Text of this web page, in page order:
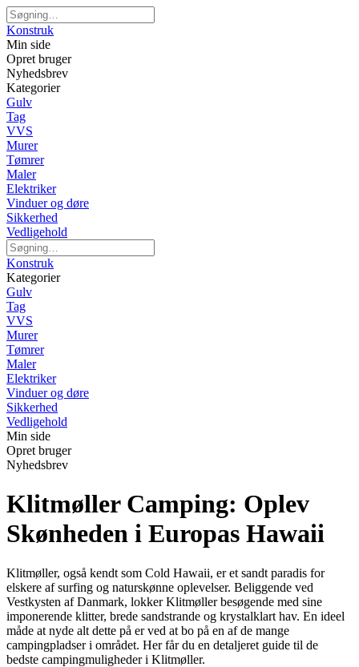
Konstruk
Min side
Opret bruger
Nyhedsbrev
Kategorier
Gulv
Tag
VVS
Murer
Tømrer
Maler
Elektriker
Vinduer og døre
Sikkerhed
Vedligehold
Konstruk
Kategorier
Gulv
Tag
VVS
Murer
Tømrer
Maler
Elektriker
Vinduer og døre
Sikkerhed
Vedligehold
Min side
Opret bruger
Nyhedsbrev
Klitmøller Camping: Oplev
Skønheden i Europas Hawaii
Klitmøller, også kendt som Cold Hawaii, er et sandt paradis for
elskere af surfing og naturskønne oplevelser. Beliggende ved
Vestkysten af Danmark, lokker Klitmøller besøgende med sine
imponerende klitter, brede sandstrande og krystalklart hav. En ideel
måde at nyde alt dette på er ved at bo på en af de mange
campingpladser i området. Her får du en detaljeret guide til de
bedste campingmuligheder i Klitmøller.